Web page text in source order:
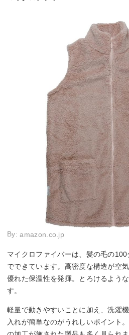
By:amazon.co.jp
マイクロファイバーは、髪の毛の
でできています。高密度な構造が空
優れた保温性を発揮。とろけるよう
す。
軽量で動きやすいことに加え、洗濯
入れが簡単なのがうれしいポイント